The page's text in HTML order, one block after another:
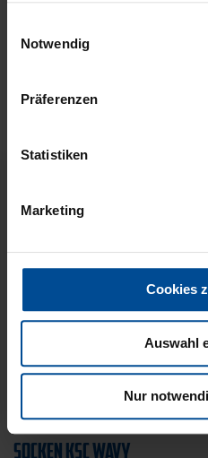
gesammelt haben.
Notwendig
Präferenzen
Statistiken
Marketing
Cookies
Auswahl
Nur
SOCKEN KSC WAVY